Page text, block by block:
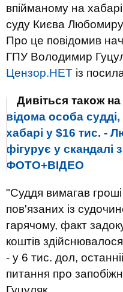
впійманому на
суду Києва
Про це повідомив
ГПУ Володимир
Цензор.НЕТ із
Дивіться також
відома особа
хабарі у $16 тис. -
фігурує у скандалі
ФОТО+ВІДЕО
"Суддя вимагав
пов'язаних із
гарячому, факт
коштів
- у 6 тис. дол,
питання про